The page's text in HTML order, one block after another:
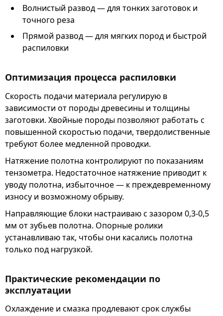
Волнистый развод — для тонких заготовок и
точного реза
Прямой развод — для мягких пород и быстрой
распиловки
Оптимизация процесса распиловки
Скорость подачи материала регулирую в
зависимости от породы древесины и толщины
заготовки. Хвойные породы позволяют работать с
повышенной скоростью подачи, твердолиственные
требуют более медленной проводки.
Натяжение полотна контролируют по показаниям
тензометра. Недостаточное натяжение приводит к
уводу полотна, избыточное — к преждевременному
износу и возможному обрыву.
Направляющие блоки настраиваю с зазором 0,3-0,5
мм от зубьев полотна. Опорные ролики
устанавливаю так, чтобы они касались полотна
только под нагрузкой.
Практические рекомендации по
эксплуатации
Охлаждение и смазка продлевают срок службы